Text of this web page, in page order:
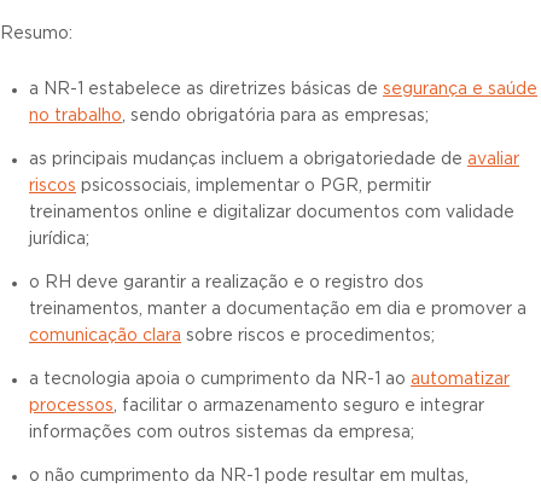
Resumo:
a NR-1 estabelece as diretrizes básicas de segurança e saúde
no trabalho, sendo obrigatória para as empresas;
as principais mudanças incluem a obrigatoriedade de avaliar
riscos psicossociais, implementar o PGR, permitir
treinamentos online e digitalizar documentos com validade
jurídica;
o RH deve garantir a realização e o registro dos
treinamentos, manter a documentação em dia e promover a
comunicação clara sobre riscos e procedimentos;
a tecnologia apoia o cumprimento da NR-1 ao automatizar
processos, facilitar o armazenamento seguro e integrar
informações com outros sistemas da empresa;
o não cumprimento da NR-1 pode resultar em multas,